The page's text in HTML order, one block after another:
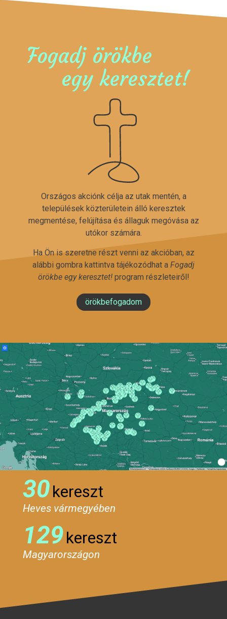
Fogadj örökbe
egy keresztet!
Országos akciónk célja az utak mentén, a
települések közterületein álló keresztek
megmentése, felújítása és állaguk megóvása az
utókor számára.
Ha Ön is szeretne részt venni az akcióban, az
alábbi gombra kattintva tájékozódhat a Fogadj
örökbe egy keresztet!program részleteiről!
örökbefogadom
30kereszt
Heves vármegyében
129kereszt
Magyarországon